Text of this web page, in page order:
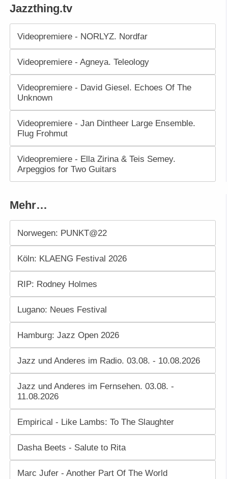
Jazzthing.tv
Videopremiere - NORLYZ. Nordfar
Videopremiere - Agneya. Teleology
Videopremiere - David Giesel. Echoes Of The
Unknown
Videopremiere - Jan Dintheer Large Ensemble.
Flug Frohmut
Videopremiere - Ella Zirina & Teis Semey.
Arpeggios for Two Guitars
Mehr…
Norwegen: PUNKT@22
Köln: KLAENG Festival 2026
RIP: Rodney Holmes
Lugano: Neues Festival
Hamburg: Jazz Open 2026
Jazz und Anderes im Radio. 03.08. - 10.08.2026
Jazz und Anderes im Fernsehen. 03.08. -
11.08.2026
Empirical - Like Lambs: To The Slaughter
Dasha Beets - Salute to Rita
Marc Jufer - Another Part Of The World